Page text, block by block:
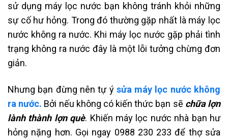
sử dụng máy lọc nước bạn không tránh khỏi những
sự cố hư hỏng. Trong đó thường gặp nhất là máy lọc
nước không ra nước. Khi máy lọc nước gặp phải tình
trạng không ra nước đây là một lỗi tưởng chừng đơn
giản.
Nhưng bạn đừng nên tự ý sửa máy lọc nước không
ra nước. Bởi nếu không có kiến thức bạn sẽ chữa lợn
lành thành lợn què. Khiến máy lọc nước nhà bạn hư
hỏng nặng hơn. Gọi ngay 0988 230 233 để thợ sửa